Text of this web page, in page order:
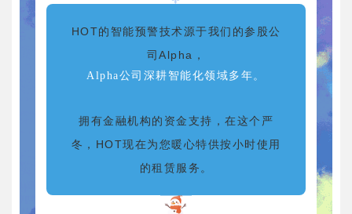
HOT的智能预警技术源于我们的参股公
司Alpha，
Alpha公司深耕智能化领域多 年。
拥有金融机构的资金支持，在这个严
冬，HOT现在为您暖心特供按小时使用
的租赁服务。